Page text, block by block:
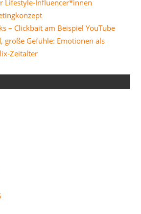
Lifestyle-Influencer*innen
– Clickbait am Beispiel YouTube
große Gefühle: Emotionen als
Zeitalter